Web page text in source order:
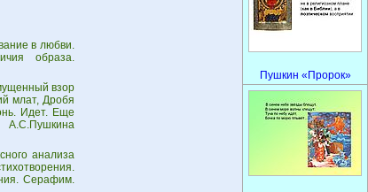
в любви.
образа.
взор
млат, Дробя
Идет. Еще
А.С.Пушкина
анализа
Серафим.
Пушкин «Пророк»